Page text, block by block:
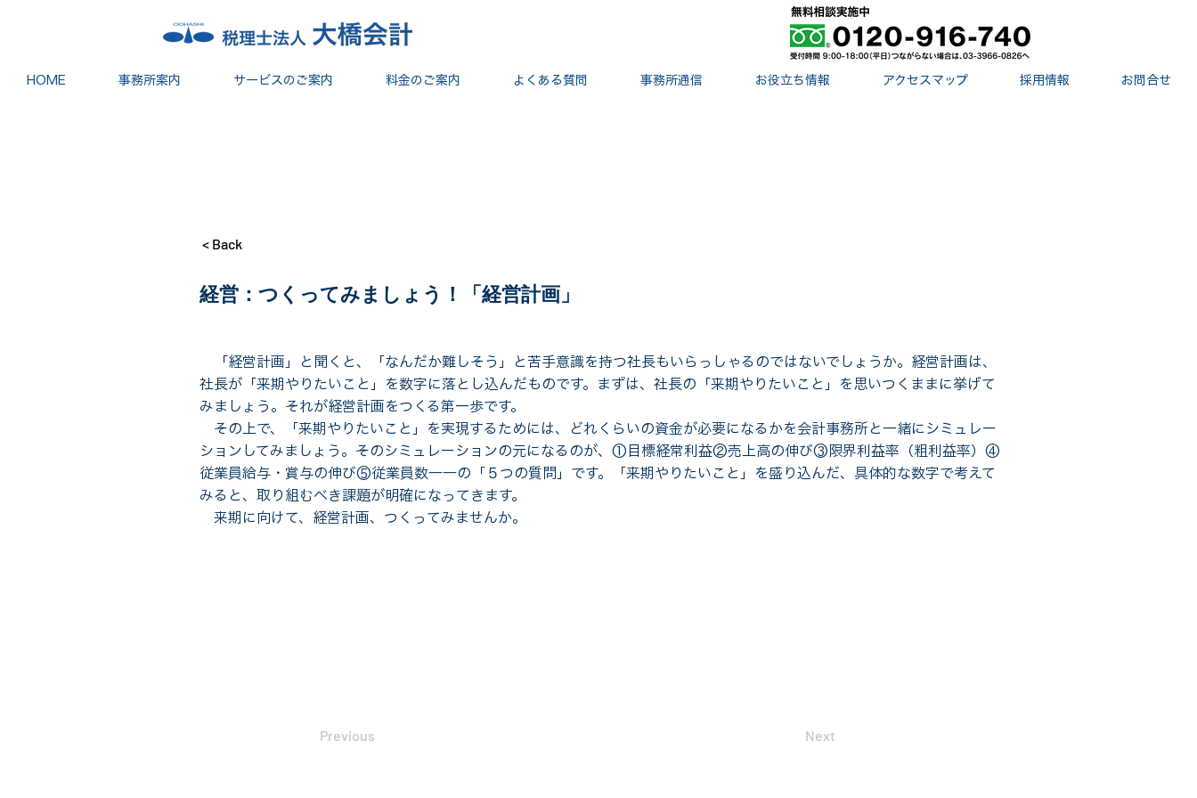
HOME 事務所案内 サービスのご案内 料金のご案内 よくある質問 事務所通信 お役立ち情報 アクセスマップ 採用情報 お問合せ
< Back
経営：つくってみましょう！「経営計画」
「経営計画」と聞くと、「なんだか難しそう」と苦手意識を持つ社長もいらっしゃるのではないでしょうか。経営計画は、
社長が「来期やりたいこと」を数字に落とし込んだものです。まずは、社長の「来期やりたいこと」を思いつくままに挙げて
みましょう。それが経営計画をつくる第一歩です。
その上で、「来期やりたいこと」を実現するためには、どれくらいの資金が必要になるかを会計事務所と一緒にシミュレー
ションしてみましょう。そのシミュレーションの元になるのが、①目標経常利益②売上高の伸び③限界利益率（粗利益率）④
従業員給与・賞与の伸び⑤従業員数――の「５つの質問」です。「来期やりたいこと」を盛り込んだ、具体的な数字で考えて
みると、取り組むべき課題が明確になってきます。
来期に向けて、経営計画、つくってみませんか。
Previous Next